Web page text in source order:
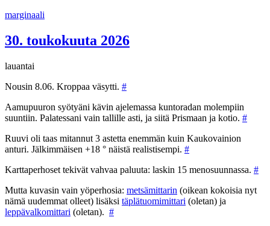
Siirry
marginaali
30. toukokuuta 2026
lauantai
Nousin 8.06. Kroppaa väsytti. #
Aamupuuron syötyäni kävin ajelemassa kuntoradan molempiin
suuntiin. Palatessani vain tallille asti, ja siitä Prismaan ja kotio. #
Ruuvi oli taas mitannut 3 astetta enemmän kuin Kaukovainion
anturi. Jälkimmäisen +18 ° näistä realistisempi. #
Karttaperhoset tekivät vahvaa paluuta: laskin 15 menosuunnassa. #
Mutta kuvasin vain yöperhosia: metsämittarin (oikean kokoisia nyt
nämä uudemmat olleet) lisäksi täplätuomimittari (oletan) ja
leppävalkomittari (oletan). #